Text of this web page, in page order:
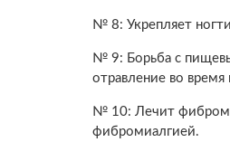
№ 8: Укрепляет
№ 9: Борьба с
отравление во время
№ 10: Лечит
фибромиалгией.